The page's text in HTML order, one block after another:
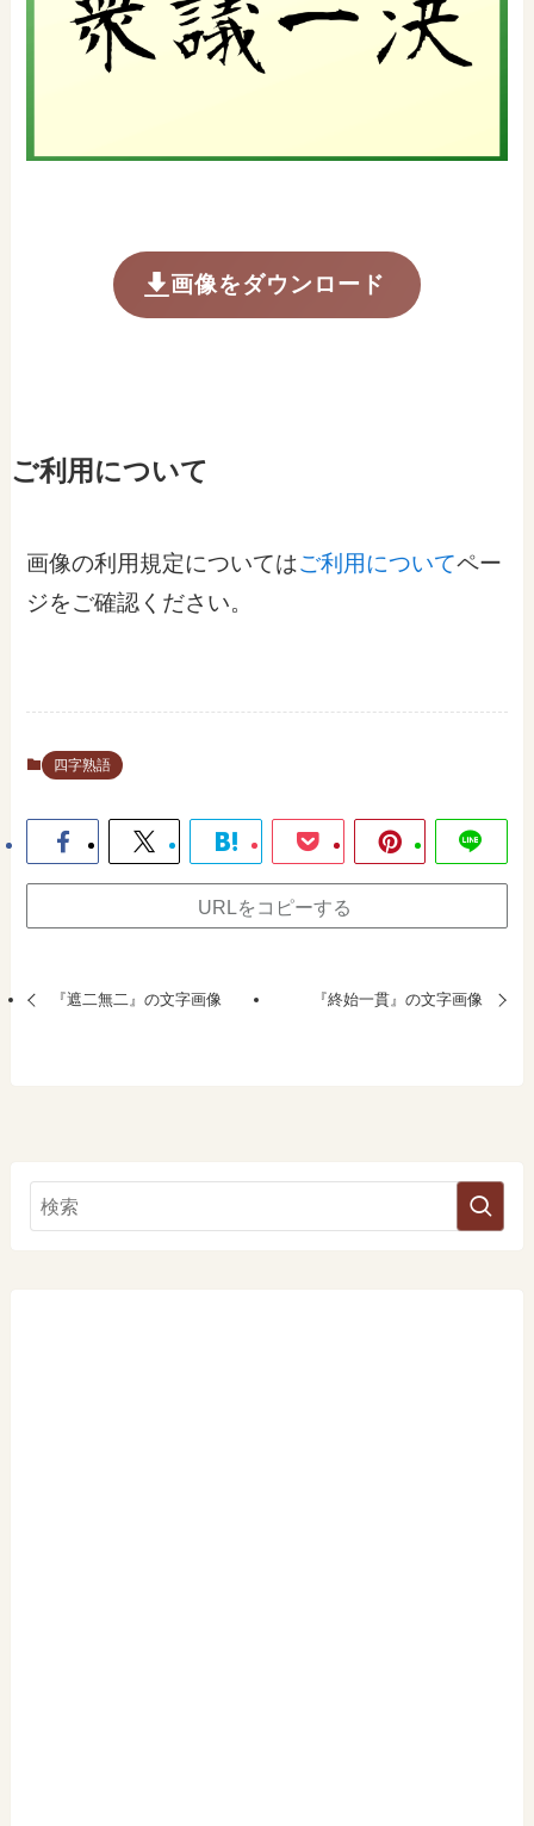
画像をダウンロード
ご利用について
画像の利用規定についてはご利用についてペー
ジをご確認ください。
四字熟語
URLをコピーする
『遮二無二』の文字画像 『終始一貫』の文字画像